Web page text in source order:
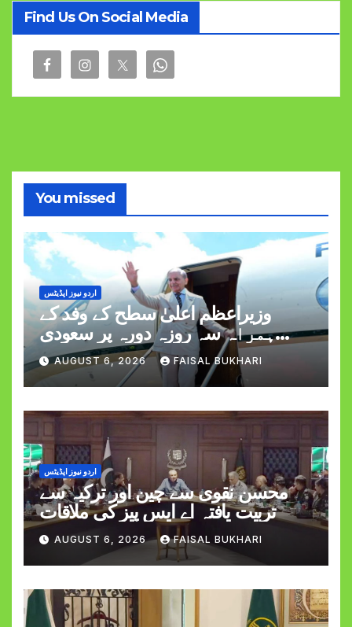
Find Us On Social Media
You missed
اردو نیوز اپڈیٹس
وزیراعظم اعلیٰ سطح کے وفد کے
ہمراہ سہ روزہ دورہ پر سعودی
عرب روانہ
AUGUST 6, 2026 FAISAL BUKHARI
اردو نیوز اپڈیٹس
محسن نقوی سے چین اور ترکیہ سے
تربیت یافتہ اے ایس پیز کی ملاقات
AUGUST 6, 2026 FAISAL BUKHARI